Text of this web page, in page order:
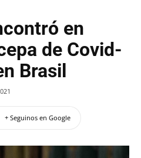
en
de Covid-
Brasil
+ Seguinos en Google